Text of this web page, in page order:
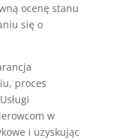
ocenę stanu
się o
proces
w
i uzyskując